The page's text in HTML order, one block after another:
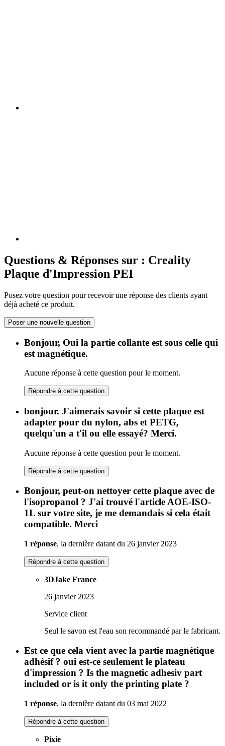
Questions & Réponses sur : Creality
Plaque d'Impression PEI
Posez votre question pour recevoir une réponse des clients ayant
déjà acheté ce produit.
Poser une nouvelle question
Bonjour, Oui la partie collante est sous celle qui
est magnétique.
Aucune réponse à cette question pour le moment.
Répondre à cette question
bonjour. J'aimerais savoir si cette plaque est
adapter pour du nylon, abs et PETG,
quelqu'un a t'il ou elle essayé? Merci.
Aucune réponse à cette question pour le moment.
Répondre à cette question
Bonjour, peut-on nettoyer cette plaque avec de
l'isopropanol ? J'ai trouvé l'article AOE-ISO-
1L sur votre site, je me demandais si cela était
compatible. Merci
1 réponse, la dernière datant du 26 janvier 2023
Répondre à cette question
3DJake France
26 janvier 2023
Service client
Seul le savon est l'eau son recommandé par le fabricant.
Est ce que cela vient avec la partie magnétique
adhésif ? oui est-ce seulement le plateau
d'impression ? Is the magnetic adhesiv part
included or is it only the printing plate ?
1 réponse, la dernière datant du 03 mai 2022
Répondre à cette question
Pixie